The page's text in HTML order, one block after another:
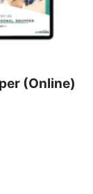
(Online)